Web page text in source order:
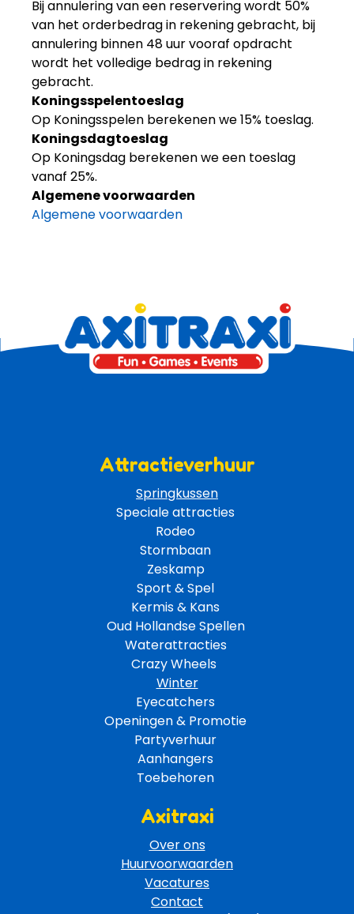
Bij annulering van een reservering wordt 50%
van het orderbedrag in rekening gebracht, bij
annulering binnen 48 uur vooraf opdracht
wordt het volledige bedrag in rekening
gebracht.
Koningsspelentoeslag
Op Koningsspelen berekenen we 15% toeslag.
Koningsdagtoeslag
Op Koningsdag berekenen we een toeslag
vanaf 25%.
Algemene voorwaarden
Algemene voorwaarden
Attractieverhuur
Springkussen
Speciale attracties
Rodeo
Stormbaan
Zeskamp
Sport & Spel
Kermis & Kans
Oud Hollandse Spellen
Waterattracties
Crazy Wheels
Winter
Eyecatchers
Openingen & Promotie
Partyverhuur
Aanhangers
Toebehoren
Axitraxi
Over ons
Huurvoorwaarden
Vacatures
Contact